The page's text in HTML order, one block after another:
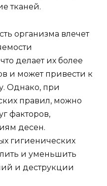
тканей.
организма влечет
делает их более
и может привести к
Однако, при
правил, можно
факторов,
десен.
гигиенических
и уменьшить
и деструкции